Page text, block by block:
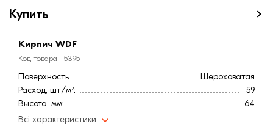
Купить
Кирпич WDF
Код товара: 15395
Поверхность
Шероховатая
Расход, шт/м²:
59
Высота, мм:
64
Длина, мм:
Всі характеристики